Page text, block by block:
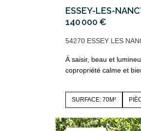
ESSEY-LES-
140 000 €
54270 ESSEY LES
À saisir, beau et
copropriété calme et
SURFACE: 70M²